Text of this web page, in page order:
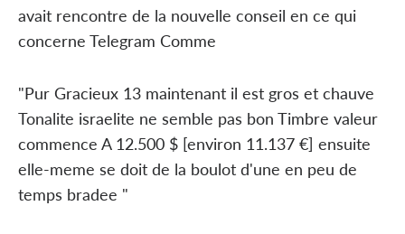
avait rencontre de la nouvelle conseil en ce qui
concerne Telegram Comme
"Pur Gracieux 13 maintenant il est gros et chauve
Tonalite israelite ne semble pas bon Timbre valeur
commence A 12.500 $ [environ 11.137 €] ensuite
elle-meme se doit de la boulot d'une en peu de
temps bradee "